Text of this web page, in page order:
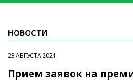
НОВОСТИ
23 АВГУСТА 2021
Прием заявок на